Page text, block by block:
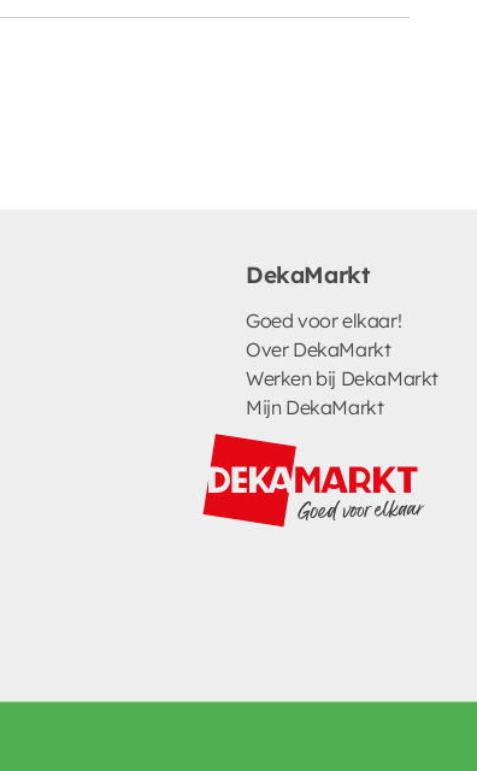
DekaMarkt
Goed voor elkaar!
Over DekaMarkt
Werken bij DekaMarkt
Mijn DekaMarkt